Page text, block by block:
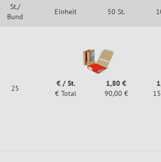
St./
Bund
Einheit 50 St.
25
€ / St.
€ Total
1,80 €
90,00 €